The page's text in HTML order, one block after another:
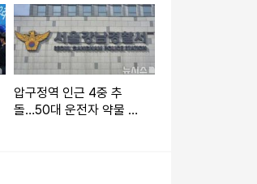
압구정역 인근 4중 추
돌…50대 운전자 약물 검